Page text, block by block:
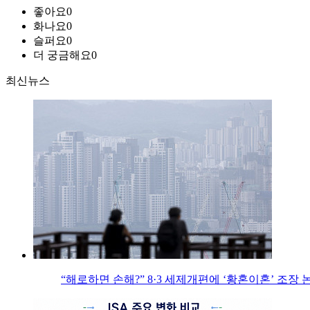
좋아요0
화나요0
슬퍼요0
더 궁금해요0
최신뉴스
“해로하면 손해?” 8·3 세제개편에 ‘황혼이혼’ 조장